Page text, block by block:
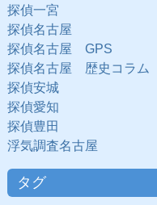
探偵一宮
探偵名古屋
探偵名古屋 GPS
探偵名古屋 歴史コラム
探偵安城
探偵愛知
探偵豊田
浮気調査名古屋
タグ